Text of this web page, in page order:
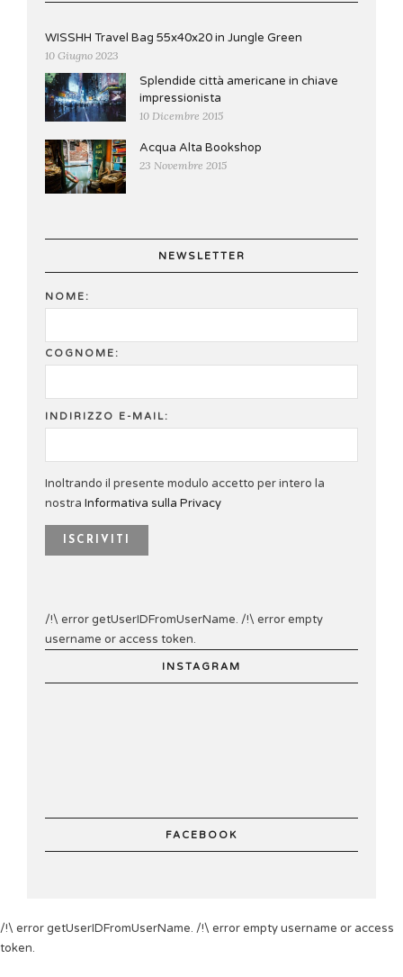
WISSHH Travel Bag 55x40x20 in Jungle Green
10 Giugno 2023
Splendide città americane in chiave
impressionista
10 Dicembre 2015
Acqua Alta Bookshop
23 Novembre 2015
NEWSLETTER
NOME:
COGNOME:
INDIRIZZO E-MAIL:
Inoltrando il presente modulo accetto per intero la
nostra Informativa sulla Privacy
/!\ error getUserIDFromUserName. /!\ error empty
username or access token.
INSTAGRAM
FACEBOOK
/!\ error getUserIDFromUserName. /!\ error empty username or access
token.